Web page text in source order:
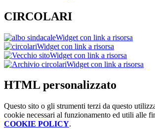
CIRCOLARI
Widget con link a risorsa
Widget con link a risorsa
Widget con link a risorsa
Widget con link a risorsa
HTML personalizzato
Questo sito o gli strumenti terzi da questo
cookie necessari al funzionamento ed utili alle
COOKIE POLICY.